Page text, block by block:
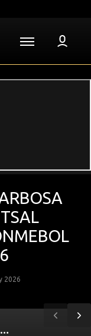
2026
CONMEBOL Libertadores Futsal 2026
Anterior